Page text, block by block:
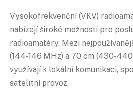
Vysokofrekvenční (VKV)
nabízejí široké možnosti pro
radioamatéry. Mezi
(144-146 MHz) a 70 cm (430-
využívají k lokální komunikaci,
satelitní provoz.